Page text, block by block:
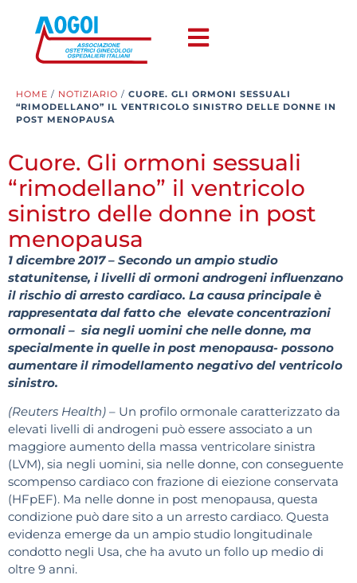
HOME / NOTIZIARIO / CUORE. GLI ORMONI SESSUALI
“RIMODELLANO” IL VENTRICOLO SINISTRO DELLE DONNE IN
POST MENOPAUSA
Cuore. Gli ormoni sessuali
“rimodellano” il ventricolo
sinistro delle donne in post
menopausa
1 dicembre 2017 – Secondo un ampio studio
statunitense, i livelli di ormoni androgeni influenzano
il rischio di arresto cardiaco. La causa principale è
rappresentata dal fatto che elevate concentrazioni
ormonali – sia negli uomini che nelle donne, ma
specialmente in quelle in post menopausa- possono
aumentare il rimodellamento negativo del ventricolo
sinistro.
(Reuters Health) – Un profilo ormonale caratterizzato da
elevati livelli di androgeni può essere associato a un
maggiore aumento della massa ventricolare sinistra
(LVM), sia negli uomini, sia nelle donne, con conseguente
scompenso cardiaco con frazione di eiezione conservata
(HFpEF). Ma nelle donne in post menopausa, questa
condizione può dare sito a un arresto cardiaco. Questa
evidenza emerge da un ampio studio longitudinale
condotto negli Usa, che ha avuto un follo up medio di
oltre 9 anni.